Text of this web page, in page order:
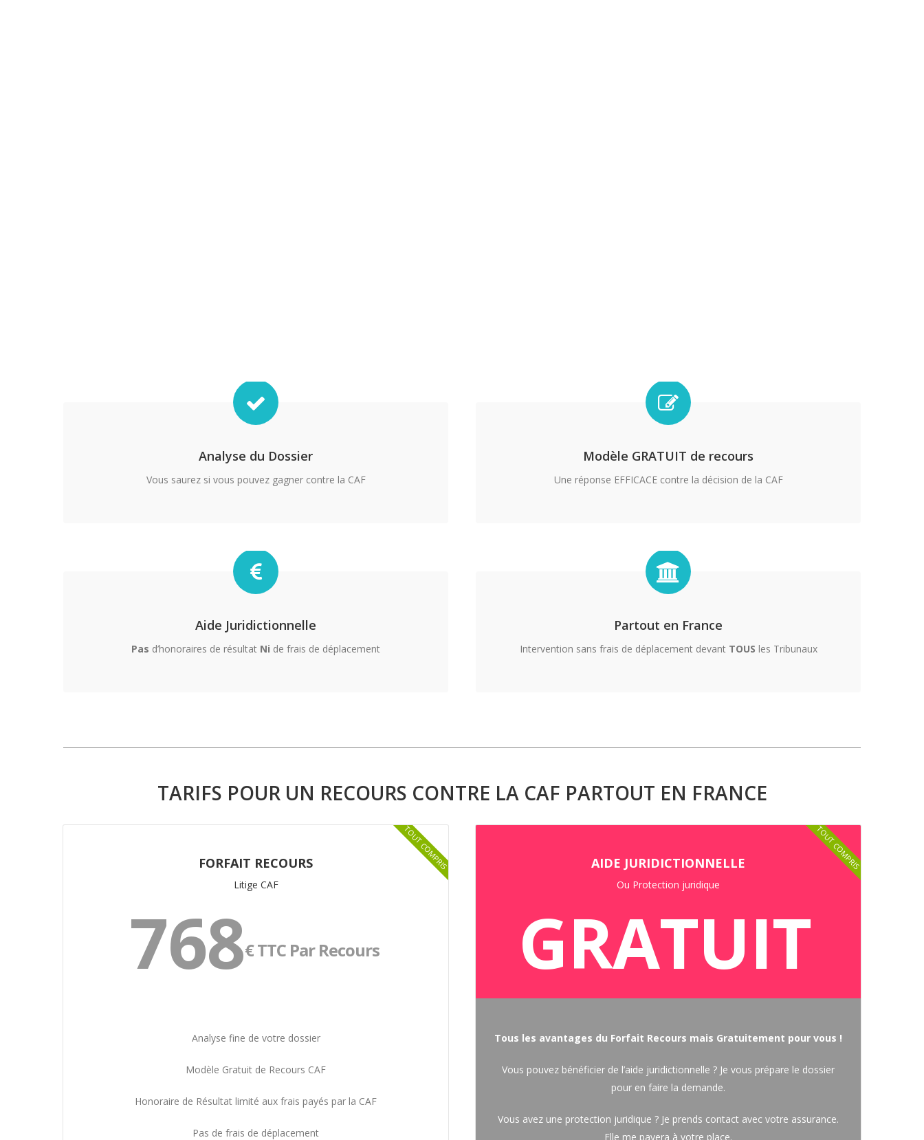
Analyse du Dossier
Vous saurez si vous pouvez gagner contre la CAF
Modèle GRATUIT de recours
Une réponse EFFICACE contre la décision de la CAF
Aide Juridictionnelle
Pas d’honoraires de résultat Ni de frais de déplacement
Partout en France
Intervention sans frais de déplacement devant TOUS les Tribunaux
TARIFS POUR UN RECOURS CONTRE LA CAF PARTOUT EN FRANCE
TOUT COMPRIS
FORFAIT RECOURS
Litige CAF
768€ TTC Par Recours
Analyse fine de votre dossier
Modèle Gratuit de Recours CAF
Honoraire de Résultat limité aux frais payés par la CAF
Pas de frais de déplacement
TOUT COMPRIS
AIDE JURIDICTIONNELLE
Ou Protection juridique
GRATUIT
Tous les avantages du Forfait Recours mais Gratuitement pour vous !
Vous pouvez bénéficier de l’aide juridictionnelle ? Je vous prépare le dossier
pour en faire la demande.
Vous avez une protection juridique ? Je prends contact avec votre assurance.
Elle me payera à votre place.